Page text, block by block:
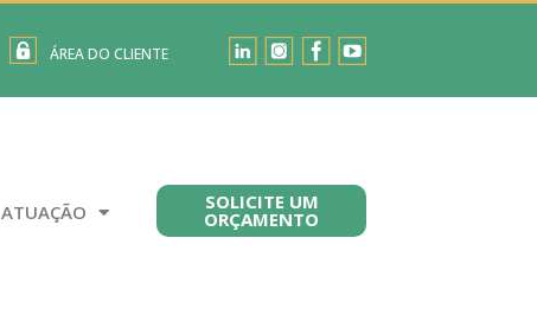
ÁREA DO CLIENTE
ATUAÇÃO SOLICITE UM
ORÇAMENTO